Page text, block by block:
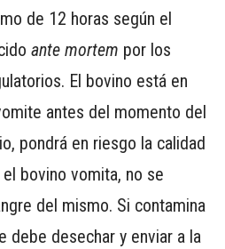
de 12 horas según el
ante mortem por los
El bovino está en
antes del momento del
pondrá en riesgo la calidad
bovino vomita, no se
del mismo. Si contamina
debe desechar y enviar a la